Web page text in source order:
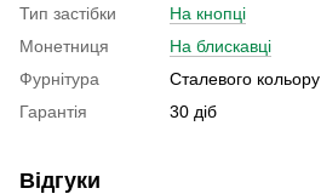
Тип застібки
На кнопці
Монетниця
На блискавці
Фурнітура
Сталевого кольору
Гарантія
30 діб
Відгуки